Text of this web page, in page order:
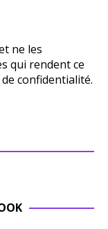
ne les
qui rendent ce
confidentialité.